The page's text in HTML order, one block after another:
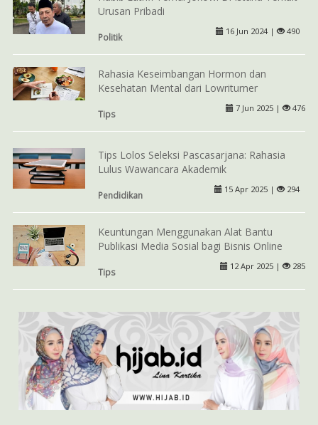
Urusan Pribadi
Politik
16 Jun 2024 | 490
Rahasia Keseimbangan Hormon dan
Kesehatan Mental dari Lowriturner
Tips
7 Jun 2025 | 476
Tips Lolos Seleksi Pascasarjana: Rahasia
Lulus Wawancara Akademik
Pendidikan
15 Apr 2025 | 294
Keuntungan Menggunakan Alat Bantu
Publikasi Media Sosial bagi Bisnis Online
Tips
12 Apr 2025 | 285